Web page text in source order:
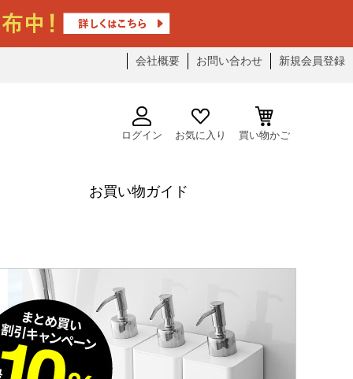
会社概要 お問い合わせ 新規会員登録
ログイン お気に入り 買い物かご
お買い物ガイド